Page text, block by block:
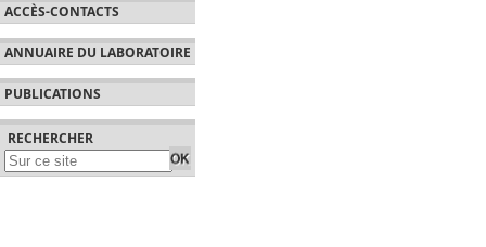
ACCÈS-CONTACTS
ANNUAIRE DU LABORATOIRE
PUBLICATIONS
RECHERCHER